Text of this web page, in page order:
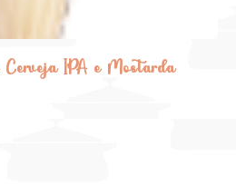
IPA e Mostarda